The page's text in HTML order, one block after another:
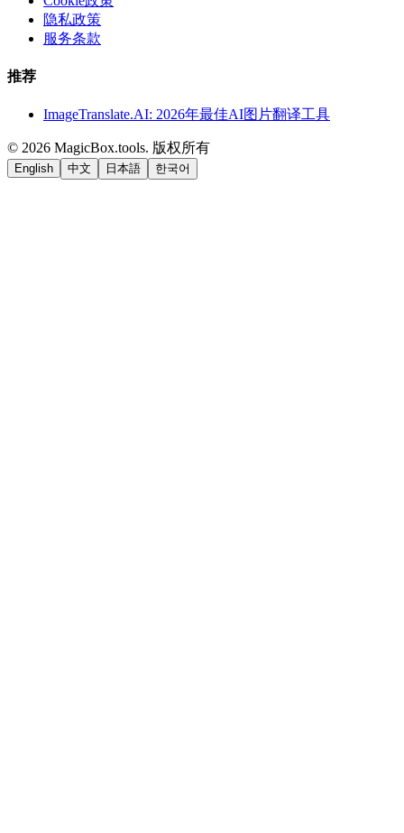
隐私政策
服务条款
推荐
ImageTranslate.AI: 2026年最佳AI图片翻译工具
© 2026 MagicBox.tools. 版权所有
English 中文 日本語 한국어